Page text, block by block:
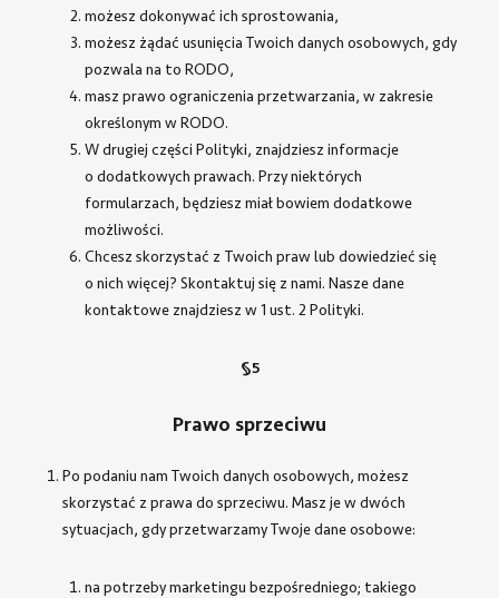
możesz dokonywać ich sprostowania,
możesz żądać usunięcia Twoich danych osobowych, gdy
pozwala na to RODO,
masz prawo ograniczenia przetwarzania, w zakresie
określonym w RODO.
W drugiej części Polityki, znajdziesz informacje
o dodatkowych prawach. Przy niektórych
formularzach, będziesz miał bowiem dodatkowe
możliwości.
Chcesz skorzystać z Twoich praw lub dowiedzieć się
o nich więcej? Skontaktuj się z nami. Nasze dane
kontaktowe znajdziesz w 1 ust. 2 Polityki.
§5
Prawo sprzeciwu
Po podaniu nam Twoich danych osobowych, możesz
skorzystać z prawa do sprzeciwu. Masz je w dwóch
sytuacjach, gdy przetwarzamy Twoje dane osobowe:
na potrzeby marketingu bezpośredniego; takiego